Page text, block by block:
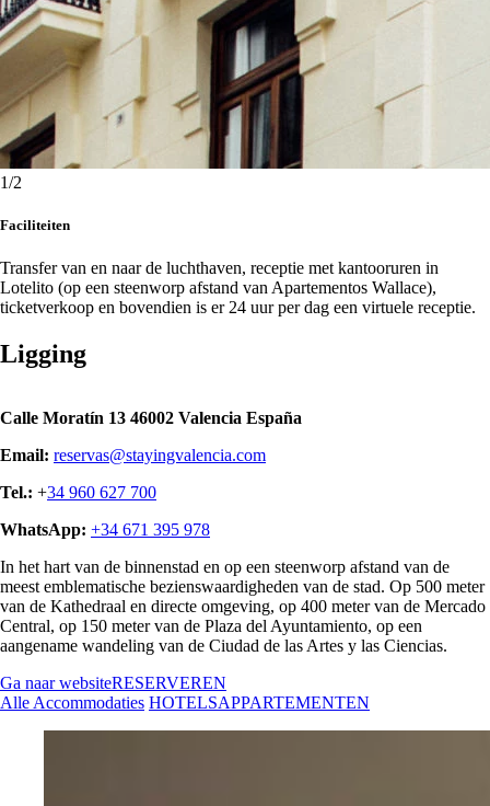
1/2
Faciliteiten
Transfer van en naar de luchthaven, receptie met kantooruren in
Lotelito (op een steenworp afstand van Apartementos Wallace),
ticketverkoop en bovendien is er 24 uur per dag een virtuele receptie.
Ligging
Calle Moratín 13 46002 Valencia España
Email: reservas@stayingvalencia.com
Tel.: +34 960 627 700
WhatsApp: +34 671 395 978
In het hart van de binnenstad en op een steenworp afstand van de
meest emblematische bezienswaardigheden van de stad. Op 500 meter
van de Kathedraal en directe omgeving, op 400 meter van de Mercado
Central, op 150 meter van de Plaza del Ayuntamiento, op een
aangename wandeling van de Ciudad de las Artes y las Ciencias.
Ga naar websiteRESERVEREN
Alle Accommodaties HOTELSAPPARTEMENTEN